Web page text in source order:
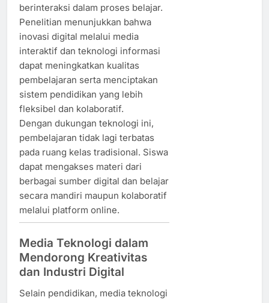
berinteraksi dalam proses belajar.
Penelitian menunjukkan bahwa
inovasi digital melalui media
interaktif dan teknologi informasi
dapat meningkatkan kualitas
pembelajaran serta menciptakan
sistem pendidikan yang lebih
fleksibel dan kolaboratif.
Dengan dukungan teknologi ini,
pembelajaran tidak lagi terbatas
pada ruang kelas tradisional. Siswa
dapat mengakses materi dari
berbagai sumber digital dan belajar
secara mandiri maupun kolaboratif
melalui platform online.
Media Teknologi dalam
Mendorong Kreativitas
dan Industri Digital
Selain pendidikan, media teknologi